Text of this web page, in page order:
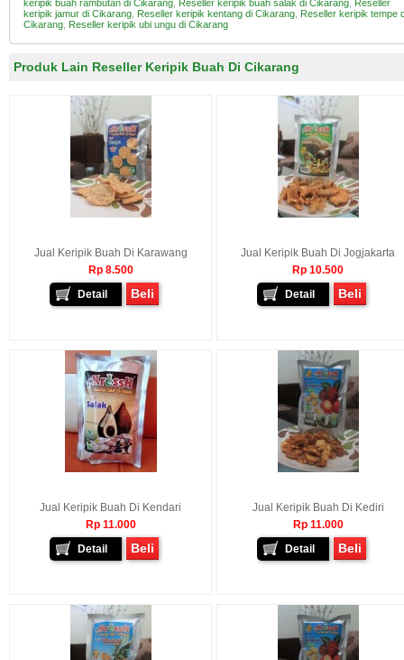
keripik buah rambutan di Cikarang Reseller keripik buah salak di Cikarang Reseller
keripik jamur di Cikarang Reseller keripik kentang di Cikarang Reseller keripik tempe
Cikarang Reseller keripik ubi ungu di Cikarang
Produk Lain Reseller Keripik Buah Di Cikarang
Jual Keripik Buah Di Karawang
Rp 8.500
Detail
Beli
Jual Keripik Buah Di Jogjakarta
Rp 10.500
Detail
Beli
Jual Keripik Buah Di Kendari
Rp 11.000
Detail
Beli
Jual Keripik Buah Di Kediri
Rp 11.000
Detail
Beli